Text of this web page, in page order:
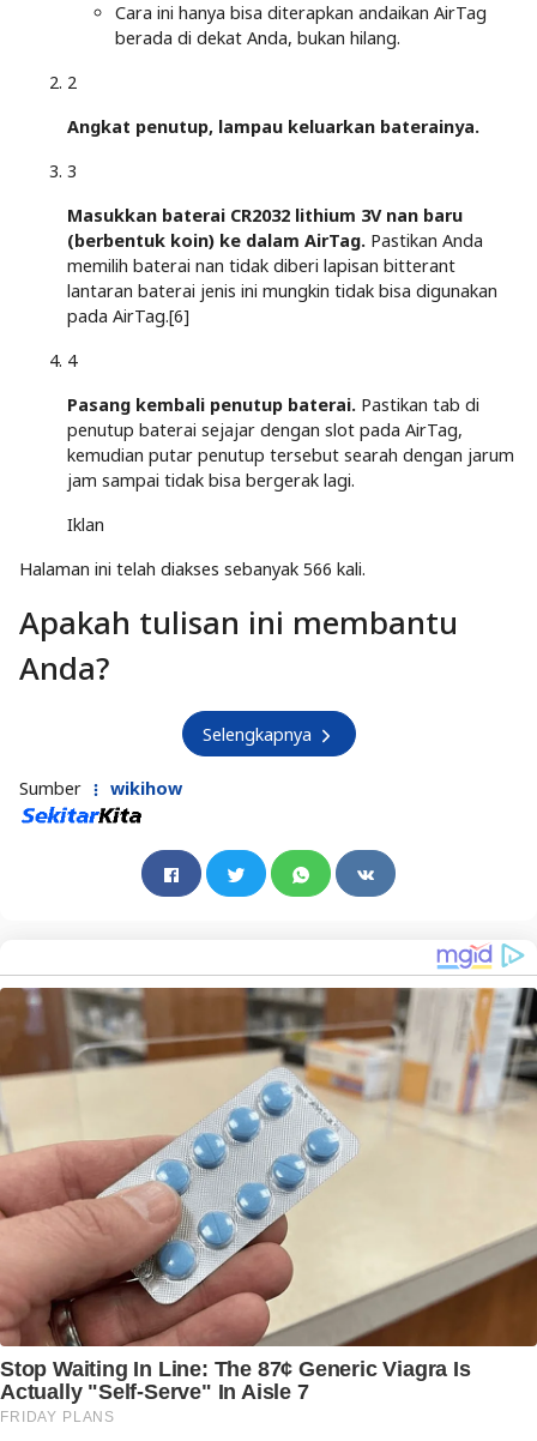
Cara ini hanya bisa diterapkan andaikan AirTag
berada di dekat Anda, bukan hilang.
2
Angkat penutup, lampau keluarkan baterainya.
3
Masukkan baterai CR2032 lithium 3V nan baru
(berbentuk koin) ke dalam AirTag. Pastikan Anda
memilih baterai nan tidak diberi lapisan bitterant
lantaran baterai jenis ini mungkin tidak bisa digunakan
pada AirTag.[6]
4
Pasang kembali penutup baterai. Pastikan tab di
penutup baterai sejajar dengan slot pada AirTag,
kemudian putar penutup tersebut searah dengan jarum
jam sampai tidak bisa bergerak lagi.
Iklan
Halaman ini telah diakses sebanyak 566 kali.
Apakah tulisan ini membantu
Anda?
Selengkapnya
Sumber wikihow